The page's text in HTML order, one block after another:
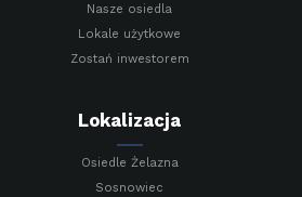
Nasze osiedla
Lokale użytkowe
Zostań inwestorem
Lokalizacja
Osiedle Żelazna
Sosnowiec